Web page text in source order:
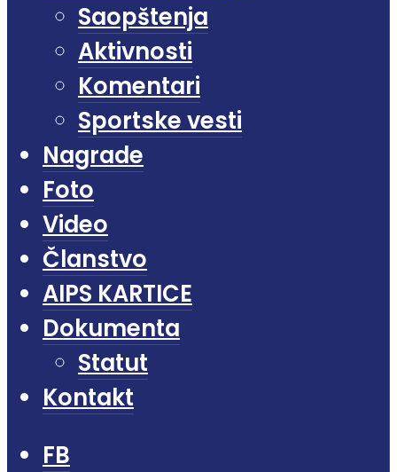
Saopštenja
Aktivnosti
Komentari
Sportske vesti
Nagrade
Foto
Video
Članstvo
AIPS KARTICE
Dokumenta
Statut
Kontakt
FB